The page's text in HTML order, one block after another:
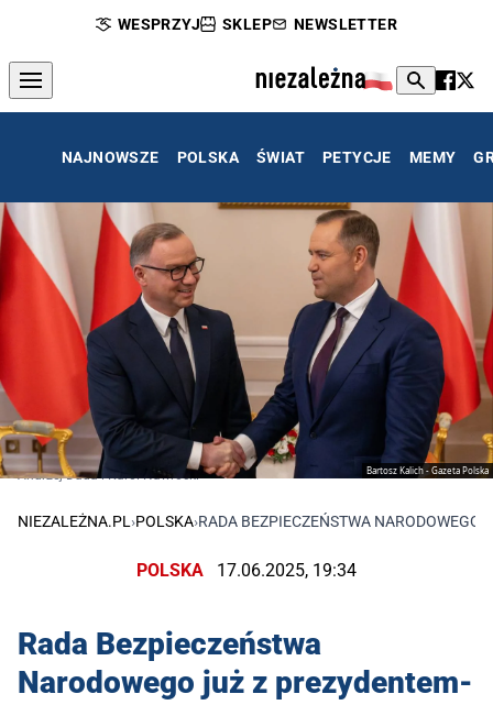
WESPRZYJ SKLEP NEWSLETTER
NAJNOWSZE POLSKA ŚWIAT PETYCJE MEMY
Bartosz Kalich - Gazeta Polska
Andrzej Duda i Karol Nawrocki
NIEZALEŻNA.PL ›POLSKA›RADA BEZPIECZEŃSTWA NARODOWEGO
POLSKA 17.06.2025, 19:34
Rada Bezpieczeństwa
Narodowego już z prezydentem-